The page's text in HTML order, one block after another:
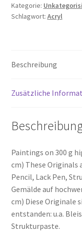
Kategorie:
Schlagwort: Acryl
Beschreibung
Zusätzliche
Paintings on 300 g
cm) These Originals
Pencil, Lack Pen,
Gemälde auf
cm) Diese Originale
entstanden: u.a.
Strukturpaste.